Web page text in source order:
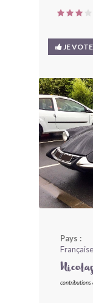
LES
LE
JE
Pays :
contributions